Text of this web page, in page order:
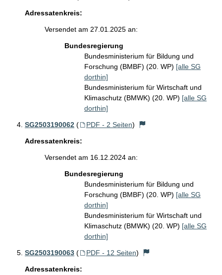
Adressatenkreis:
Versendet am 27.01.2025 an:
Bundesregierung
Bundesministerium für Bildung und
Forschung (BMBF) (20. WP) [alle SG
dorthin]
Bundesministerium für Wirtschaft und
Klimaschutz (BMWK) (20. WP) [alle SG
dorthin]
SG2503190062 ( PDF - 2 Seiten)
Adressatenkreis:
Versendet am 16.12.2024 an:
Bundesregierung
Bundesministerium für Bildung und
Forschung (BMBF) (20. WP) [alle SG
dorthin]
Bundesministerium für Wirtschaft und
Klimaschutz (BMWK) (20. WP) [alle SG
dorthin]
SG2503190063 ( PDF - 12 Seiten)
Adressatenkreis: